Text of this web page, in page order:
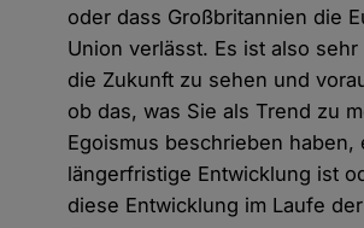
oder dass Großbritannien die
Union verlässt. Es ist also
die Zukunft zu sehen und
ob das, was Sie als Trend zu
Egoismus beschrieben haben,
längerfristige Entwicklung ist
diese Entwicklung im Laufe